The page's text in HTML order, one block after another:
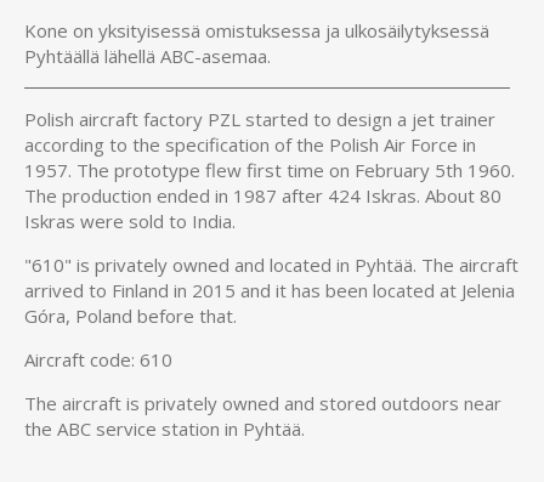
Kone on yksityisessä omistuksessa ja ulkosäilytyksessä
Pyhtäällä lähellä ABC-asemaa.
Polish aircraft factory PZL started to design a jet trainer
according to the specification of the Polish Air Force in
1957. The prototype flew first time on February 5th 1960.
The production ended in 1987 after 424 Iskras. About 80
Iskras were sold to India.
"610" is privately owned and located in Pyhtää. The aircraft
arrived to Finland in 2015 and it has been located at Jelenia
Góra, Poland before that.
Aircraft code: 610
The aircraft is privately owned and stored outdoors near
the ABC service station in Pyhtää.